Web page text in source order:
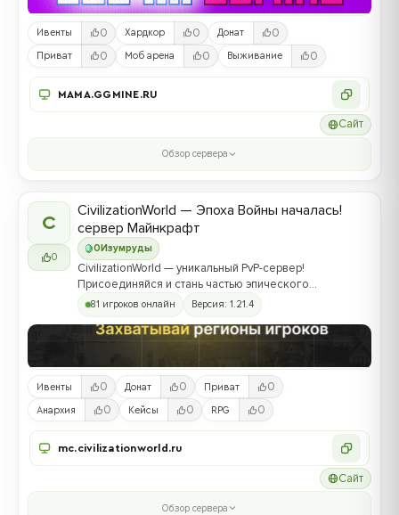
Ивенты 0 Хардкор 0 Донат 0
Приват 0 Моб арена 0 Выживание 0
MAMA.GGMINE.RU
Сайт
Обзор сервера
C
0
0 Изумруды
CivilizationWorld — Эпоха Войны началась!
сервер Майнкрафт
CivilizationWorld — уникальный PvP-сервер!
Присоединяйся и стань частью эпического
противостояния между Альвами и Йотунами!
81 игроков онлайн Версия: 1.21.4
Ивенты 0 Донат 0 Приват 0
Анархия 0 Кейсы 0 RPG 0
mc.civilizationworld.ru
Сайт
Обзор сервера